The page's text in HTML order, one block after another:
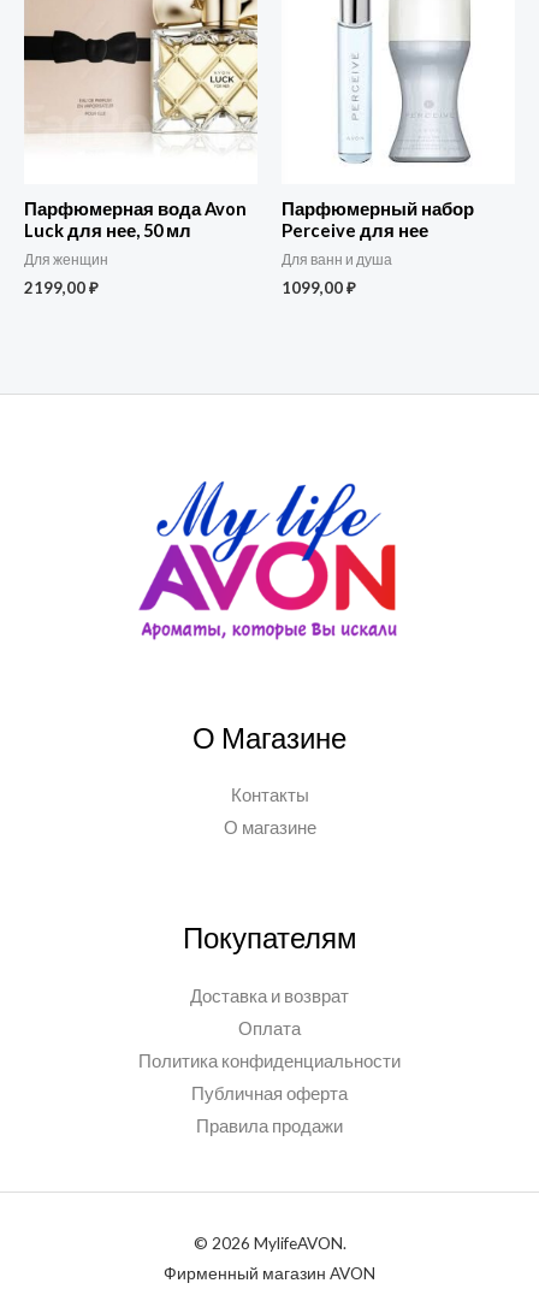
Парфюмерная вода Avon
Luck для нее, 50 мл
Для женщин
2199,00₽
Парфюмерный набор
Perceive для нее
Для ванн и душа
1099,00₽
О Магазине
Контакты
О магазине
Покупателям
Доставка и возврат
Оплата
Политика конфиденциальности
Публичная оферта
Правила продажи
© 2026 MylifeAVON.
Фирменный магазин AVON